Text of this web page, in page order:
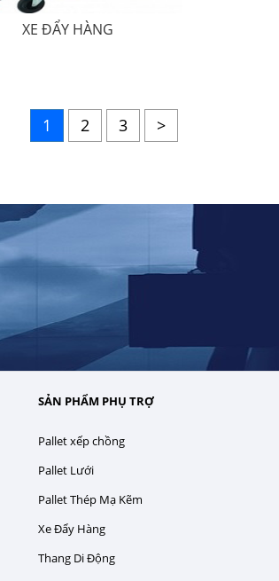
XE ĐẨY HÀNG
1 2 3 >
SẢN PHẨM PHỤ TRỢ
Pallet xếp chồng
Pallet Lưới
Pallet Thép Mạ Kẽm
Xe Đẩy Hàng
Thang Di Động